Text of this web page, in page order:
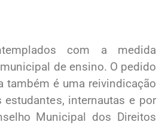
com a medida
de ensino. O pedido
também é uma reivindicação
internautas e por
Municipal dos Direitos